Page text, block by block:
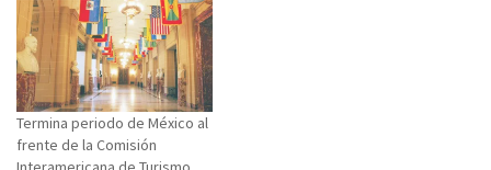
Termina periodo de México al
frente de la Comisión